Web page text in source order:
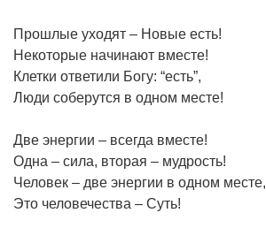
Прошлые уходят – Новые есть!
Некоторые начинают вместе!
Клетки ответили Богу: “есть”,
Люди соберутся в одном месте!
Две энергии – всегда вместе!
Одна – сила, вторая – мудрость!
Человек – две энергии в одном месте,
Это человечества – Суть!